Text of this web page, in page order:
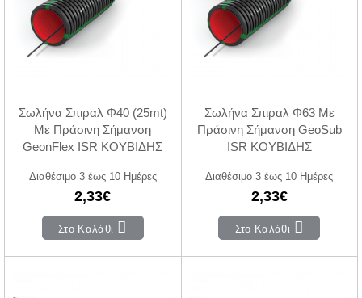
Σωλήνα Σπιραλ Φ40 (25mt)
Με Πράσινη Σήμανση
GeonFlex ISR ΚΟΥΒΙΔΗΣ
Διαθέσιμο 3 έως 10 Ημέρες
2,33€
Στο Καλάθι
Σωλήνα Σπιραλ Φ63 Με
Πράσινη Σήμανση GeoSub
ISR ΚΟΥΒΙΔΗΣ
Διαθέσιμο 3 έως 10 Ημέρες
2,33€
Στο Καλάθι